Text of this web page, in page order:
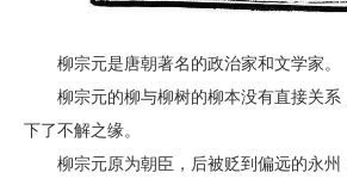
柳宗元是唐朝著名的政治家和文学家。
柳宗元的柳与柳树的柳本没有直接关系
下了不解之缘。
柳宗元原为朝臣，后被贬到偏远的永州